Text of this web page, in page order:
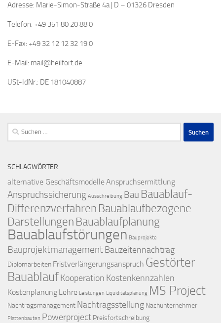
Adresse: Marie-Simon-Straße 4a | D – 01326 Dresden
Telefon: +49 351 80 20 88 0
E-Fax: +49 32 12 12 32 19 0
E-Mail: mail@heilfort.de
USt-IdNr.: DE 181040887
Suchen
nach:
SCHLAGWÖRTER
alternative GeschäftsmodelleAnspruchsermittlung
Anspruchssicherung Ausschreibung Bau Bauablauf-
Differenzverfahren Bauablaufbezogene
Darstellungen Bauablaufplanung
Bauablaufstörungen Bauprojekte
Bauprojektmanagement Bauzeitennachtrag
Diplomarbeiten Fristverlängerungsanspruch Gestörter
Bauablauf Kooperation Kostenkennzahlen
Kostenplanung Lehre Leistungen Liquiditätsplanung MS Project
Nachtragsmanagement Nachtragsstellung Nachunternehmer
Plattenbauten Powerproject Preisfortschreibung